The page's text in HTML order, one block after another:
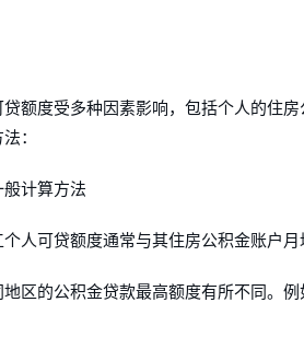
额度受多种因素影响，包括个人的住
：
计算方法
人可贷额度通常与其住房公积金账户
区的公积金贷款最高额度有所不同。